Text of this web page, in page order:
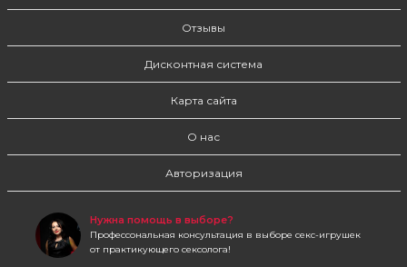
Отзывы
Дисконтная система
Карта сайта
О нас
Авторизация
Нужна помощь в выборе?
Профессональная консультация в выборе секс-игрушек
от практикующего сексолога!